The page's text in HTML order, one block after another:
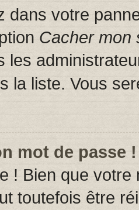
dans votre
Cacher mon
les
la liste. Vous
mot de passe !
! Bien que
toutefois être